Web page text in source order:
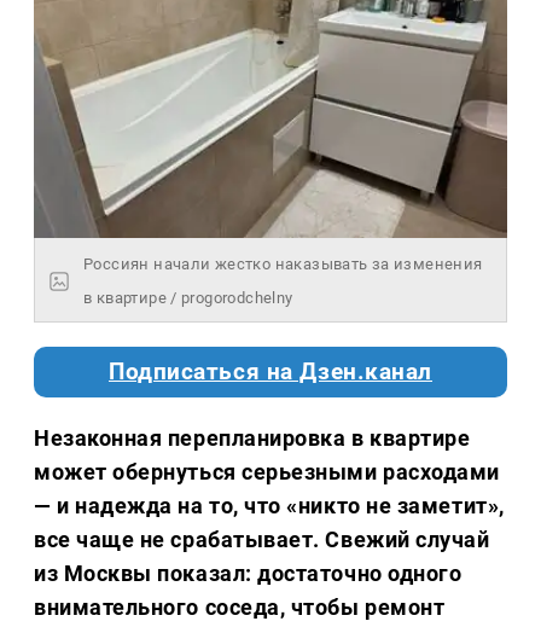
Россиян начали жестко наказывать за изменения
в квартире / progorodchelny
Подписаться на Дзен.канал
Незаконная перепланировка в квартире
может обернуться серьезными расходами
— и надежда на то, что «никто не заметит»,
все чаще не срабатывает. Свежий случай
из Москвы показал: достаточно одного
внимательного соседа, чтобы ремонт